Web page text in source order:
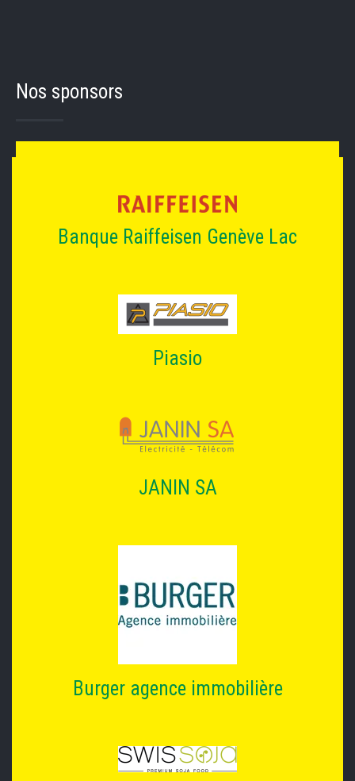
Nos sponsors
Banque Raiffeisen Genève Lac
Piasio
JANIN SA
Burger agence immobilière